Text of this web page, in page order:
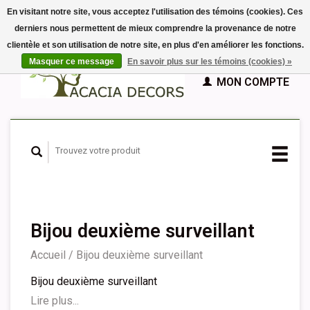
EUR
GBPFrançais
Nederlands
Español
PANIER (€0,00)
MON COMPTE
Bijou deuxième surveillant
Accueil / Bijou deuxième surveillant
Bijou deuxième surveillant
Lire plus...
En visitant notre site, vous acceptez l'utilisation des témoins (cookies). Ces
derniers nous permettent de mieux comprendre la provenance de notre
clientèle et son utilisation de notre site, en plus d'en améliorer les fonctions.
Masquer ce message
En savoir plus sur les témoins (cookies) »